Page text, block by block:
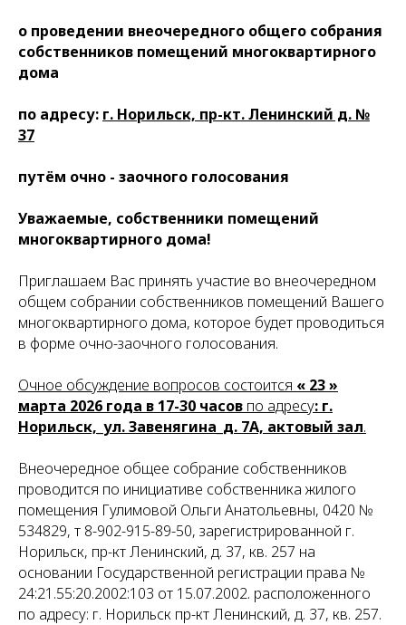
о проведении внеочередного общего собрания
собственников помещений многоквартирного
дома
по адресу: г. Норильск, пр-кт. Ленинский д. №
37
путём очно - заочного голосования
Уважаемые, собственники помещений
многоквартирного дома!
Приглашаем Вас принять участие во внеочередном
общем собрании собственников помещений Вашего
многоквартирного дома, которое будет проводиться
в форме очно-заочного голосования.
Очное обсуждение вопросов состоится « 23 »
марта 2026 года в 17-30 часов по адресу: г.
Норильск,_ул. Завенягина_д. 7А, актовый зал.
Внеочередное общее собрание собственников
проводится по инициативе собственника жилого
помещения Гулимовой Ольги Анатольевны, 0420 №
534829, т 8-902-915-89-50, зарегистрированной г.
Норильск, пр-кт Ленинский, д. 37, кв. 257 на
основании Государственной регистрации права №
24:21.55:20.2002:103 от 15.07.2002. расположенного
по адресу: г. Норильск пр-кт Ленинский, д. 37, кв. 257.